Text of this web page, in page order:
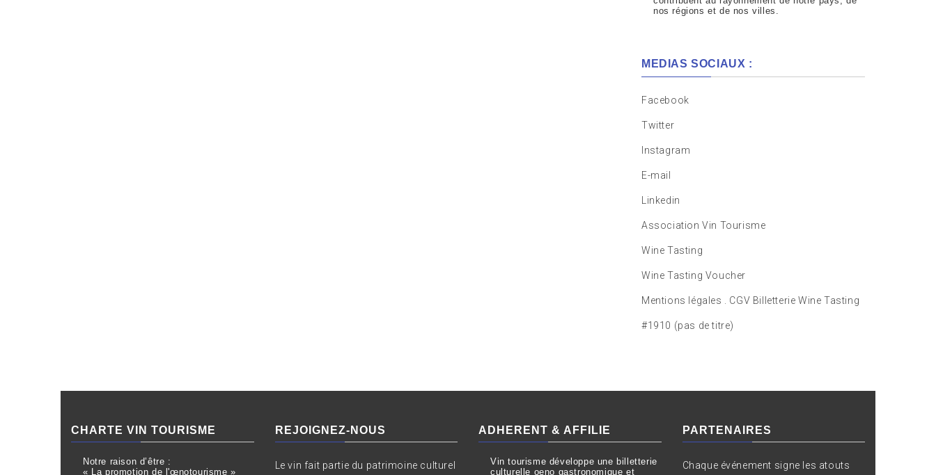
nos régions et de nos villes.
MEDIAS SOCIAUX :
Facebook
Twitter
Instagram
E-mail
Linkedin
Association Vin Tourisme
Wine Tasting
Wine Tasting Voucher
Mentions légales . CGV Billetterie Wine Tasting
#1910 (pas de titre)
CHARTE VIN TOURISME
Notre raison d’être :
« La promotion de l'œnotourisme »
REJOIGNEZ-NOUS
Le vin fait partie du patrimoine culturel
ADHERENT & AFFILIE
Vin tourisme développe une billetterie
culturelle oeno gastronomique et
PARTENAIRES
Chaque événement signe les atouts